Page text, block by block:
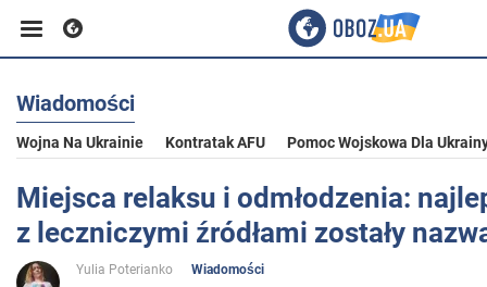
Biznes
Sport
Rozrywka
Wiadomości
Wojna Na Ukrainie Kontratak AFU Pomoc Wojskowa Dla
Miejsca relaksu i odmłodzenia:
z leczniczymi źródłami zostały
Yulia Poterianko
Wiadomości